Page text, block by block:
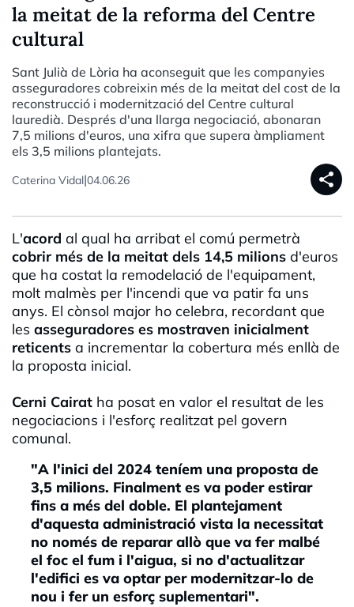
la meitat de la reforma del Centre
cultural
Sant Julià de Lòria ha aconseguit que les companyies
asseguradores cobreixin més de la meitat del cost de la
reconstrucció i modernització del Centre cultural
lauredià. Després d'una llarga negociació, abonaran
7,5 milions d'euros, una xifra que supera àmpliament
els 3,5 milions plantejats.
Caterina Vidal|04.06.26 share
L'acord al qual ha arribat el comú permetrà
cobrir més de la meitat dels 14,5 milions d'euros
que ha costat la remodelació de l'equipament,
molt malmès per l'incendi que va patir fa uns
anys. El cònsol major ho celebra, recordant que
les asseguradores es mostraven inicialment
reticents a incrementar la cobertura més enllà de
la proposta inicial.
Cerni Cairat ha posat en valor el resultat de les
negociacions i l'esforç realitzat pel govern
comunal.
"A l'inici del 2024 teníem una proposta de
3,5 milions. Finalment es va poder estirar
fins a més del doble. El plantejament
d'aquesta administració vista la necessitat
no només de reparar allò que va fer malbé
el foc el fum i l'aigua, si no d'actualitzar
l'edifici es va optar per modernitzar-lo de
nou i fer un esforç suplementari".